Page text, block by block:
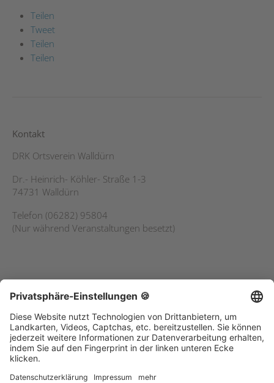
Teilen
Tweet
Teilen
Teilen
Kontakt
DRK Ortsverein Walldürn
Dr.- Heinrich- Köhler- Straße 1-3
74731 Walldürn
Telefon (06282) 95804
(Nur während Veranstaltungen besetzt)
Service
Kontakt
Sitemap
Datenschutz
Impressum